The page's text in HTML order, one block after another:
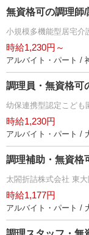
無資格可の調理師
小規模多機能型居宅介
時給1,230円～
アルバイト・パート /
調理員・無資格可
幼保連携型認定こども
時給1,230円
アルバイト・パート /
調理補助・無資格
太閤折詰株式会社 東
時給1,177円
アルバイト・パート /